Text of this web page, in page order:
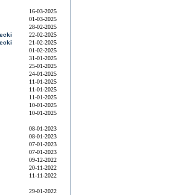
16-03-2025
01-03-2025
28-02-2025
22-02-2025
21-02-2025
01-02-2025
31-01-2025
25-01-2025
24-01-2025
11-01-2025
11-01-2025
11-01-2025
10-01-2025
10-01-2025
08-01-2023
08-01-2023
07-01-2023
07-01-2023
09-12-2022
20-11-2022
11-11-2022
29-01-2022